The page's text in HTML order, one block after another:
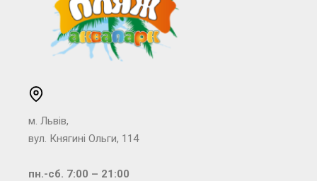
м. Львів,
вул. Княгині Ольги, 114
пн.-сб. 7:00 – 21:00